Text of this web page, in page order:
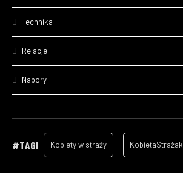
Technika
Relacje
Nabory
#TAGI Kobiety w straży KobietaStrażak